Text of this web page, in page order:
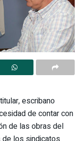
escribano
de contar con
de las obras del